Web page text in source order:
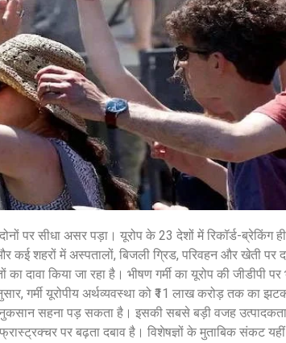
पर सीधा असर पड़ा। यूरोप के 23 देशों में रिकॉर्ड-ब्रेकिंग
कई शहरों में अस्पतालों, बिजली ग्रिड, परिवहन और खेती पर
दावा किया जा रहा है। भीषण गर्मी का यूरोप की जीडीपी
गर्मी यूरोपीय अर्थव्यवस्था को ₹11 लाख करोड़ तक का
सहना पड़ सकता है। इसकी सबसे बड़ी वजह उत्पादकता
पर बढ़ता दबाव है। विशेषज्ञों के मुताबिक संकट
शेयर करें -